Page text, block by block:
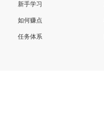
新手学习
如何赚点
任务体系